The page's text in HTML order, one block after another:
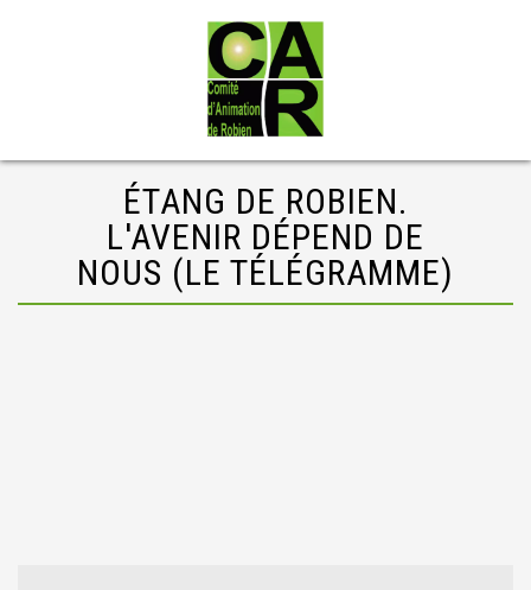
ÉTANG DE ROBIEN.
L'AVENIR DÉPEND DE
NOUS (LE TÉLÉGRAMME)